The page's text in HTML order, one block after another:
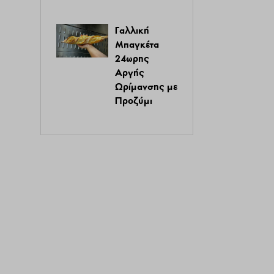
Γαλλική
Μπαγκέτα
24ωρης
Αργής
Ωρίμανσης με
Προζύμι